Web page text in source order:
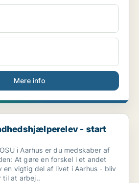
Mere info
- start på hovedfor...
- start
At gøre en forskel i et andet
en vigtig del af livet i Aarhus - bliv
til at arbej..